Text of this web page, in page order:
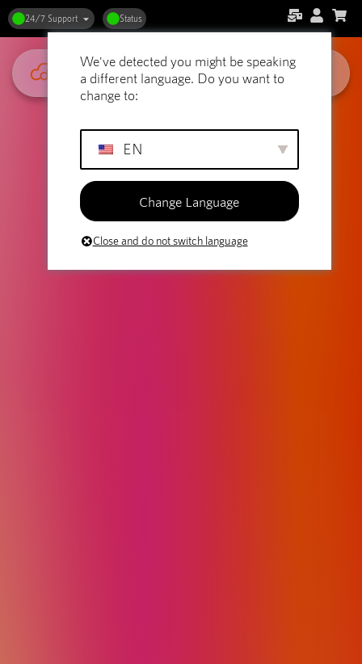
24/7 Support Status
We've detected you might be speaking
a different language. Do you want to
change to:
EN
Change Language
Close and do not switch language